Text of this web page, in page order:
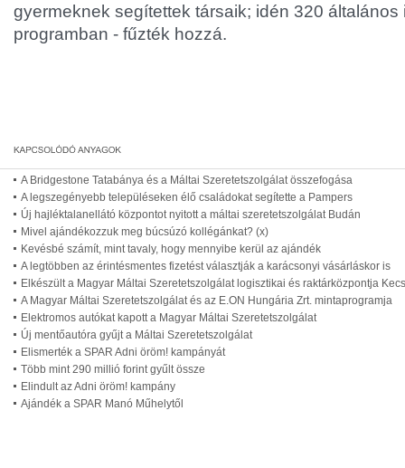
gyermeknek segítettek társaik; idén 320 általános
programban - fűzték hozzá.
A Bridgestone Tatabánya és a Máltai Szeretetszolgálat összefogása
A legszegényebb településeken élő családokat segítette a Pampers
Új hajléktalanellátó központot nyitott a máltai szeretetszolgálat Budán
Mivel ajándékozzuk meg búcsúzó kollégánkat? (x)
Kevésbé számít, mint tavaly, hogy mennyibe kerül az ajándék
A legtöbben az érintésmentes fizetést választják a karácsonyi vásárláskor is
Elkészült a Magyar Máltai Szeretetszolgálat logisztikai és raktárközpontja
A Magyar Máltai Szeretetszolgálat és az E.ON Hungária Zrt. mintaprogramja
Elektromos autókat kapott a Magyar Máltai Szeretetszolgálat
Új mentőautóra gyűjt a Máltai Szeretetszolgálat
Elismerték a SPAR Adni öröm! kampányát
Több mint 290 millió forint gyűlt össze
Elindult az Adni öröm! kampány
Ajándék a SPAR Manó Műhelytől